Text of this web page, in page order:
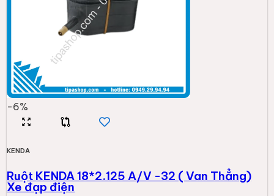
-6%
KENDA
Ruột KENDA 18*2.125 A/V -32 ( Van Thẳng)
Xe đạp điện